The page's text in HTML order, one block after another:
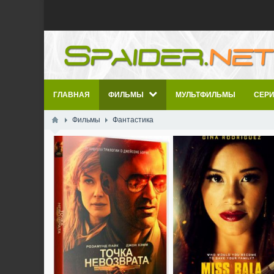
ГЛАВНАЯ ФИЛЬМЫ МУЛЬТФИЛЬМЫ
Фильмы Фантастика